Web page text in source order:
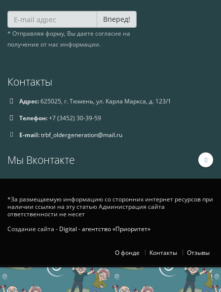
Вперед!
* Отправляя форму, Вы даете согласие на
получение от нас информации.
Контакты
Адрес:625025, г. Тюмень, ул. Карла Маркса, д. 123/1
Телефон:+7 (3452) 30-39-59
E-mail:trbf_oldergeneration@mail.ru
Мы Вконтакте
*За размещаемую информацию со сторонних интернет ресурсов при
наличии ссылки на эту статью Администрация сайта
ответственности не несет
Создание сайта - Digital - агентство «Приоритет»
О фонде Контакты Отзывы